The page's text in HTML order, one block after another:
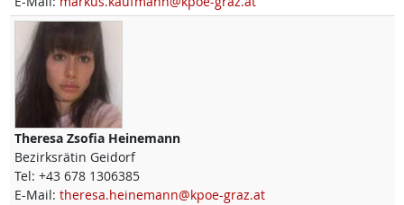
Theresa Zsofia Heinemann
Bezirksrätin Geidorf
Tel: +43 678 1306385
E-Mail: theresa.heinemann@kpoe-graz.at